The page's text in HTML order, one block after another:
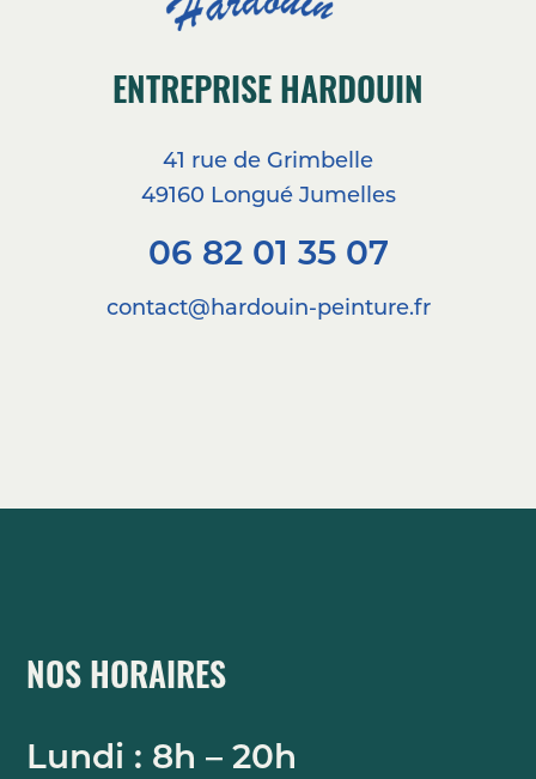
ENTREPRISE HARDOUIN
41 rue de Grimbelle
49160 Longué Jumelles
06 82 01 35 07
contact@hardouin-peinture.fr
NOS HORAIRES
Lundi : 8h – 20h